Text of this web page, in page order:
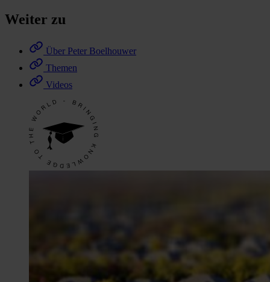
Weiter zu
Über Peter Boelhouwer
Themen
Videos